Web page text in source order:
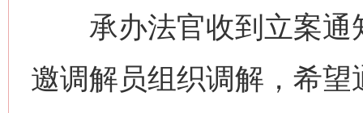
承办法官收到立案通
邀调解员组织调解，希